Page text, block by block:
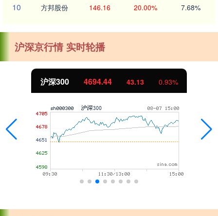
10 方邦股份 146.16 20.00% 7.68%
沪深京行情 实时轮播
沪深300 4694.44 43.13 0.93%